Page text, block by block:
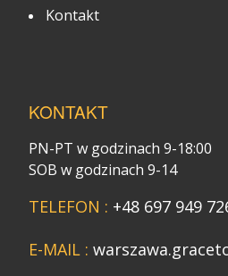
Kontakt
KONTAKT
PN-PT w godzinach 9-18:00
SOB w godzinach 9-14
TELEFON : +48 697 949
E-MAIL :